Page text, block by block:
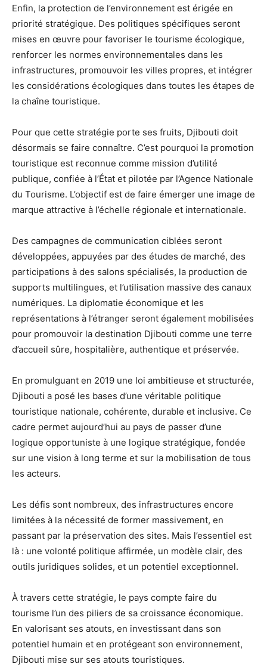
Enfin, la protection de l’environnement est érigée en
priorité stratégique. Des politiques spécifiques seront
mises en œuvre pour favoriser le tourisme écologique,
renforcer les normes environnementales dans les
infrastructures, promouvoir les villes propres, et intégrer
les considérations écologiques dans toutes les étapes de
la chaîne touristique.
Pour que cette stratégie porte ses fruits, Djibouti doit
désormais se faire connaître. C’est pourquoi la promotion
touristique est reconnue comme mission d’utilité
publique, confiée à l’État et pilotée par l’Agence Nationale
du Tourisme. L’objectif est de faire émerger une image de
marque attractive à l’échelle régionale et internationale.
Des campagnes de communication ciblées seront
développées, appuyées par des études de marché, des
participations à des salons spécialisés, la production de
supports multilingues, et l’utilisation massive des canaux
numériques. La diplomatie économique et les
représentations à l’étranger seront également mobilisées
pour promouvoir la destination Djibouti comme une terre
d’accueil sûre, hospitalière, authentique et préservée.
En promulguant en 2019 une loi ambitieuse et structurée,
Djibouti a posé les bases d’une véritable politique
touristique nationale, cohérente, durable et inclusive. Ce
cadre permet aujourd’hui au pays de passer d’une
logique opportuniste à une logique stratégique, fondée
sur une vision à long terme et sur la mobilisation de tous
les acteurs.
Les défis sont nombreux, des infrastructures encore
limitées à la nécessité de former massivement, en
passant par la préservation des sites. Mais l’essentiel est
là : une volonté politique affirmée, un modèle clair, des
outils juridiques solides, et un potentiel exceptionnel.
À travers cette stratégie, le pays compte faire du
tourisme l’un des piliers de sa croissance économique.
En valorisant ses atouts, en investissant dans son
potentiel humain et en protégeant son environnement,
Djibouti mise sur ses atouts touristiques.